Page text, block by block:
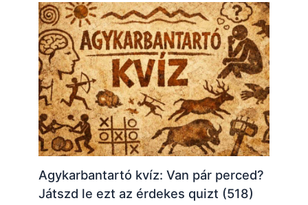
Agykarbantartó kvíz: Van pár perced?
Játszd le ezt az érdekes quizt (518)